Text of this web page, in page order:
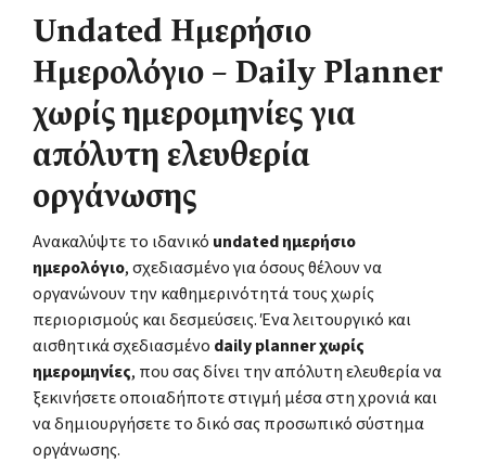
Undated Ημερήσιο
Ημερολόγιο – Daily Planner
χωρίς ημερομηνίες για
απόλυτη ελευθερία
οργάνωσης
Ανακαλύψτε το ιδανικό undated ημερήσιο
ημερολόγιο, σχεδιασμένο για όσους θέλουν να
οργανώνουν την καθημερινότητά τους χωρίς
περιορισμούς και δεσμεύσεις. Ένα λειτουργικό και
αισθητικά σχεδιασμένο daily planner χωρίς
ημερομηνίες, που σας δίνει την απόλυτη ελευθερία να
ξεκινήσετε οποιαδήποτε στιγμή μέσα στη χρονιά και
να δημιουργήσετε το δικό σας προσωπικό σύστημα
οργάνωσης.